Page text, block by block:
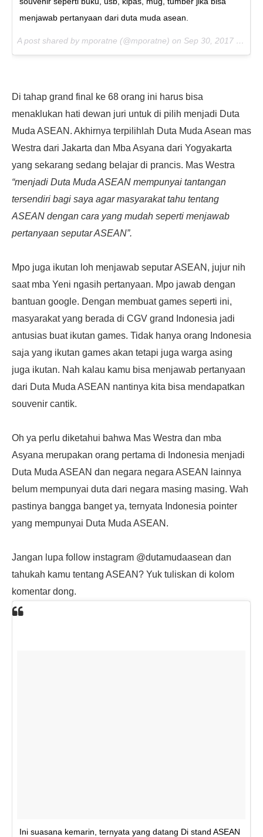
menjawab pertanyaan dari duta muda asean.
A post shared by mporatne (@mporatne) on Sep 30, 2017 at 2:28am PDT
Di tahap grand final ke 68 orang ini harus bisa
menaklukan hati dewan juri untuk di pilih menjadi Duta
Muda ASEAN. Akhirnya terpilihlah Duta Muda Asean mas
Westra dari Jakarta dan Mba Asyana dari Yogyakarta
yang sekarang sedang belajar di prancis. Mas Westra
“menjadi Duta Muda ASEAN mempunyai tantangan
tersendiri bagi saya agar masyarakat tahu tentang
ASEAN dengan cara yang mudah seperti menjawab
pertanyaan seputar ASEAN”.
Mpo juga ikutan loh menjawab seputar ASEAN, jujur nih
saat mba Yeni ngasih pertanyaan. Mpo jawab dengan
bantuan google. Dengan membuat games seperti ini,
masyarakat yang berada di CGV grand Indonesia jadi
antusias buat ikutan games. Tidak hanya orang Indonesia
saja yang ikutan games akan tetapi juga warga asing
juga ikutan. Nah kalau kamu bisa menjawab pertanyaan
dari Duta Muda ASEAN nantinya kita bisa mendapatkan
souvenir cantik.
Oh ya perlu diketahui bahwa Mas Westra dan mba
Asyana merupakan orang pertama di Indonesia menjadi
Duta Muda ASEAN dan negara negara ASEAN lainnya
belum mempunyai duta dari negara masing masing. Wah
pastinya bangga banget ya, ternyata Indonesia pointer
yang mempunyai Duta Muda ASEAN.
Jangan lupa follow instagram @dutamudaasean dan
tahukah kamu tentang ASEAN? Yuk tuliskan di kolom
komentar dong.
Ini suasana kemarin, ternyata yang datang Di stand ASEAN